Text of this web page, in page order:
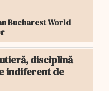
Bucharest World
disciplină
indiferent de